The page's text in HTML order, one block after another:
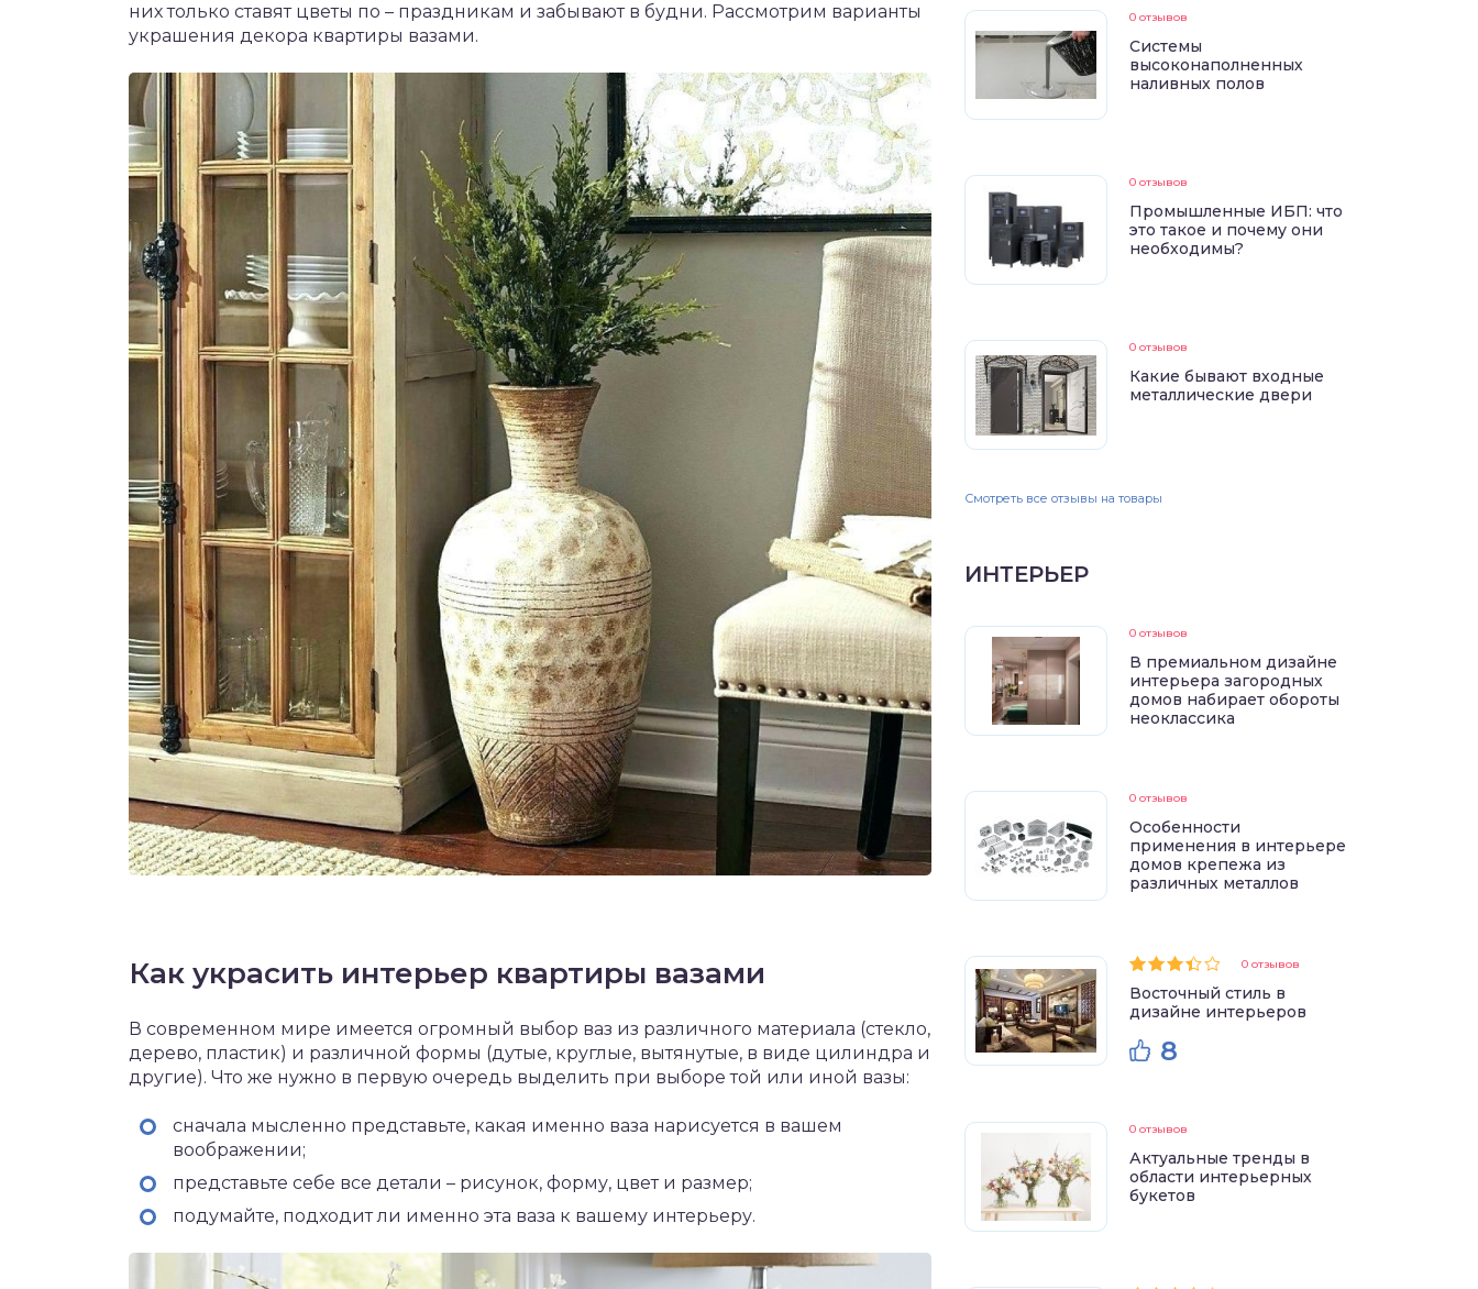
них только ставят цветы по – праздникам и забывают в будни. Рассмотрим варианты
украшения декора квартиры вазами.
Как украсить интерьер квартиры вазами
В современном мире имеется огромный выбор ваз из различного материала (стекло,
дерево, пластик) и различной формы (дутые, круглые, вытянутые, в виде цилиндра и
другие). Что же нужно в первую очередь выделить при выборе той или иной вазы:
сначала мысленно представьте, какая именно ваза нарисуется в вашем
воображении;
представьте себе все детали – рисунок, форму, цвет и размер;
подумайте, подходит ли именно эта ваза к вашему интерьеру.
0 отзывов
Системы
высоконаполненных
наливных полов
0 отзывов
Промышленные ИБП: что
это такое и почему они
необходимы?
0 отзывов
Какие бывают входные
металлические двери
Смотреть все отзывы на товары
ИНТЕРЬЕР
0 отзывов
В премиальном дизайне
интерьера загородных
домов набирает обороты
неоклассика
0 отзывов
Особенности
применения в интерьере
домов крепежа из
различных металлов
0 отзывов
Восточный стиль в
дизайне интерьеров
8
0 отзывов
Актуальные тренды в
области интерьерных
букетов